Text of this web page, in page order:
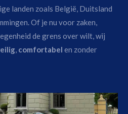
landen zoals België, Duitsland
Of je nu voor zaken,
de grens over wilt, wij
, comfortabel en zonder